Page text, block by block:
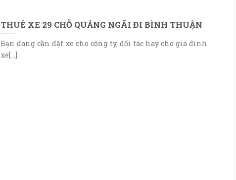
THUÊ XE 29 CHỖ QUẢNG NGÃI ĐI BÌNH THUẬN
Bạn đang cần đặt xe cho công ty, đối tác hay cho gia đình
xe[...]